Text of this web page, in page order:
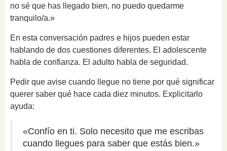
no sé que has llegado bien, no puedo quedarme
tranquilo/a.»
En esta conversación padres e hijos pueden estar
hablando de dos cuestiones diferentes. El adolescente
habla de confianza. El adulto habla de seguridad.
Pedir que avise cuando llegue no tiene por qué significar
querer saber qué hace cada diez minutos. Explicitarlo
ayuda:
«Confío en ti. Solo necesito que me escribas
cuando llegues para saber que estás bien.»